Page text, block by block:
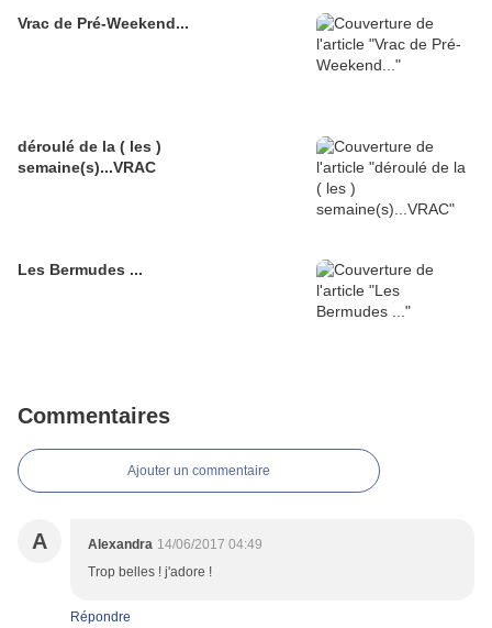
Vrac de Pré-Weekend...
déroulé de la ( les )
semaine(s)...VRAC
Les Bermudes ...
Commentaires
Ajouter un commentaire
A Alexandra 14/06/2017 04:49
Trop belles ! j'adore !
Répondre